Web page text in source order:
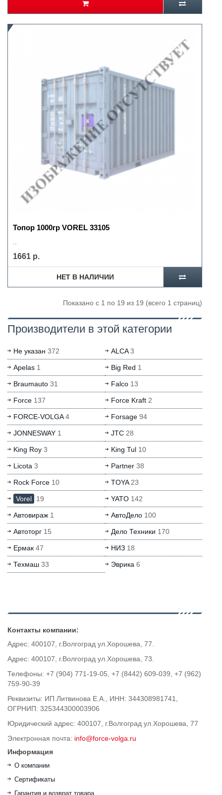
Топор 1000гр VOREL 33105
1661 р.
НЕТ В НАЛИЧИИ
Показано с 1 по 19 из 19 (всего 1 страниц)
Производители в этой категории
Не указан 372 ALCA3
Apelas 1 Big Red 1
Braumauto 31 Falco13
Force 137 Force Kraft2
FORCE-VOLGA4 Forsage94
JONNESWAY 1 JTC28
King Roy 3 King Tul10
Licota 3 Partner38
Rock Force 10 TOYA23
Vorel 19 YATO142
Автовираж 1 АвтоДело100
Автоторг 15 Дело Техники 170
Ермак 47 НИЗ18
Техмаш 33 Эврика 6
Контакты компании:
Адрес: 400107, г.Волгоград ул.Хорошева, 77.
Адрес: 400107, г.Волгоград ул.Хорошева, 73.
Телефоны: +7 (904) 771-19-05, +7 (8442) 609-039, +7 (962)
759-90-39
Реквизиты: ИП Литвинова Е.А., ИНН: 344308981741,
ОГРНИП: 325344300003906
Юридический адрес: 400107, г.Волгоград ул.Хорошева, 77
Электронная почта: info@force-volga.ru
Информация
О компании
Сертификаты
Гарантия и возврат товара